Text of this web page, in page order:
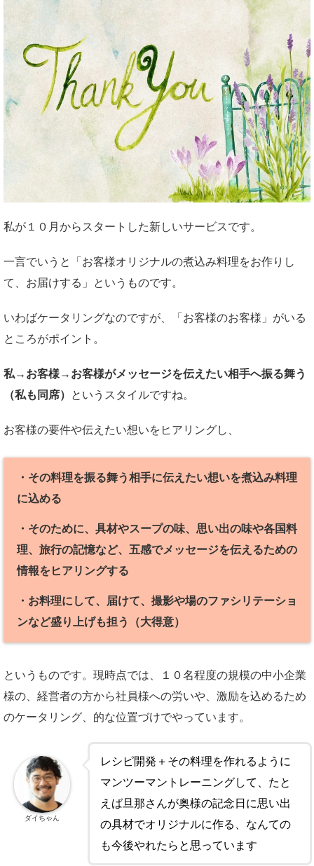
私が１０月からスタートした新しいサービスです。
一言でいうと「お客様オリジナルの煮込み料理をお作りし
て、お届けする」というものです。
いわばケータリングなのですが、「お客様のお客様」がいる
ところがポイント。
私→お客様→お客様がメッセージを伝えたい相手へ振る舞う
（私も同席）
というスタイルですね。
お客様の要件や伝えたい想いをヒアリングし、
・その料理を振る舞う相手に伝えたい想いを煮込み料理
に込める
・そのために、具材やスープの味、思い出の味や各国料
理、旅行の記憶など、五感でメッセージを伝えるための
情報をヒアリングする
・お料理にして、届けて、撮影や場のファシリテーショ
ンなど盛り上げも担う（大得意）
というものです。現時点では、１０名程度の規模の中小企業
様の、経営者の方から社員様への労いや、激励を込めるため
のケータリング、的な位置づけでやっています。
レシピ開発＋その料理を作れるように
マンツーマントレーニングして、たと
えば旦那さんが奥様の記念日に思い出
の具材でオリジナルに作る、なんての
も今後やれたらと思っています
ダイちゃん